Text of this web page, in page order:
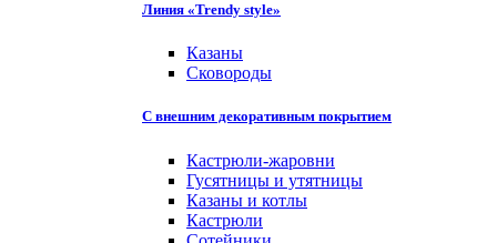
Линия «Trendy style»
Казаны
Сковороды
С внешним декоративным покрытием
Кастрюли-жаровни
Гусятницы и утятницы
Казаны и котлы
Кастрюли